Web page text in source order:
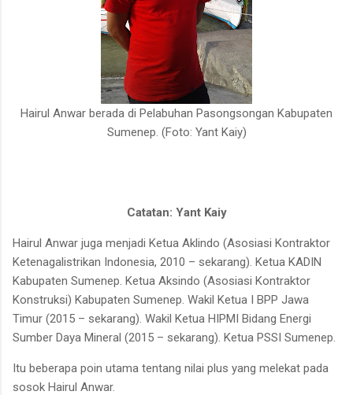
Hairul Anwar berada di Pelabuhan Pasongsongan Kabupaten
Sumenep. (Foto: Yant Kaiy)
Catatan: Yant Kaiy
Hairul Anwar juga menjadi Ketua Aklindo (Asosiasi Kontraktor
Ketenagalistrikan Indonesia, 2010 – sekarang). Ketua KADIN
Kabupaten Sumenep. Ketua Aksindo (Asosiasi Kontraktor
Konstruksi) Kabupaten Sumenep. Wakil Ketua I BPP Jawa
Timur (2015 – sekarang). Wakil Ketua HIPMI Bidang Energi
Sumber Daya Mineral (2015 – sekarang). Ketua PSSI Sumenep.
Itu beberapa poin utama tentang nilai plus yang melekat pada
sosok Hairul Anwar.